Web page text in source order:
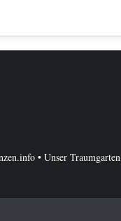
• Unser